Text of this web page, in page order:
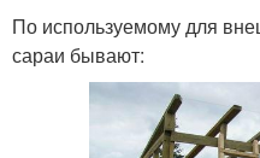
По используемому для
сараи бывают: